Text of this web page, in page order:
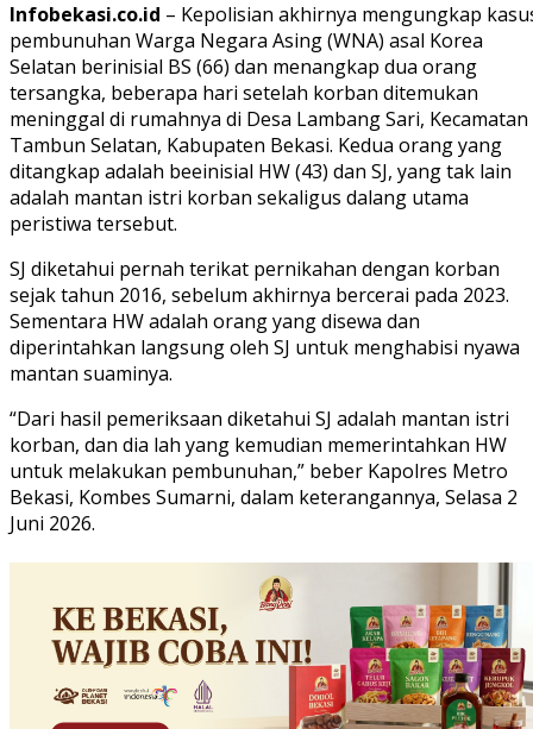
Infobekasi.co.id – Kepolisian akhirnya mengungkap
pembunuhan Warga Negara Asing (WNA) asal Korea
Selatan berinisial BS (66) dan menangkap dua orang
tersangka, beberapa hari setelah korban ditemukan
meninggal di rumahnya di Desa Lambang Sari, Kecamatan
Tambun Selatan, Kabupaten Bekasi. Kedua orang yang
ditangkap adalah beeinisial HW (43) dan SJ, yang tak lain
adalah mantan istri korban sekaligus dalang utama
peristiwa tersebut.
SJ diketahui pernah terikat pernikahan dengan korban
sejak tahun 2016, sebelum akhirnya bercerai pada 2023.
Sementara HW adalah orang yang disewa dan
diperintahkan langsung oleh SJ untuk menghabisi nyawa
mantan suaminya.
“Dari hasil pemeriksaan diketahui SJ adalah mantan istri
korban, dan dia lah yang kemudian memerintahkan HW
untuk melakukan pembunuhan,” beber Kapolres Metro
Bekasi, Kombes Sumarni, dalam keterangannya, Selasa 2
Juni 2026.